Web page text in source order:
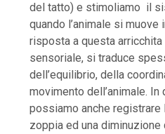
del tatto) e stimoliamo il
quando l’animale si
risposta a questa
sensoriale, si traduce
dell’equilibrio, della
movimento dell’animale. In
possiamo anche registrare
zoppia ed una